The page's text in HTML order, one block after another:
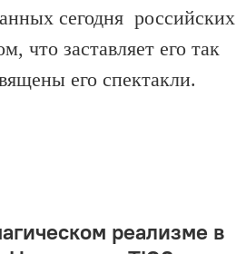
сегодня российских
что заставляет его так
его спектакли.
реализме в